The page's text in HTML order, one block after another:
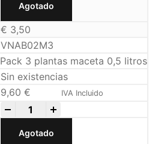
Agotado
€ 3,50
VNAB02M3
Pack 3 plantas maceta 0,5 litros
Sin existencias
9,60€ IVA Incluido
Agotado